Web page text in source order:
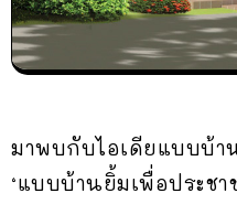
มาพบกับไอเดียแบบบ้า
‘แบบบ้านยิ้มเพื่อประช